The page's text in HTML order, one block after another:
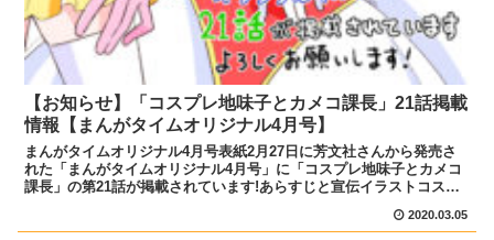
【お知らせ】「コスプレ地味子とカメコ課長」21話掲載
情報【まんがタイムオリジナル4月号】
まんがタイムオリジナル4月号表紙2月27日に芳文社さんから発売さ
れた「まんがタイムオリジナル4月号」に「コスプレ地味子とカメコ
課長」の第21話が掲載されています!あらすじと宣伝イラストコスプ
2020.03.05